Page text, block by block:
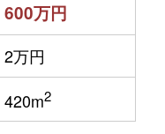
600万円
2万円
420m2